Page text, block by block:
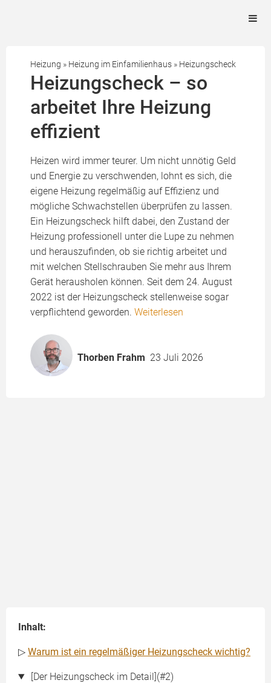
Heizung » Heizung im Einfamilienhaus » Heizungscheck
Heizungscheck – so
arbeitet Ihre Heizung
effizient
Heizen wird immer teurer. Um nicht unnötig Geld
und Energie zu verschwenden, lohnt es sich, die
eigene Heizung regelmäßig auf Effizienz und
mögliche Schwachstellen überprüfen zu lassen.
Ein Heizungscheck hilft dabei, den Zustand der
Heizung professionell unter die Lupe zu nehmen
und herauszufinden, ob sie richtig arbeitet und
mit welchen Stellschrauben Sie mehr aus Ihrem
Gerät herausholen können. Seit dem 24. August
2022 ist der Heizungscheck stellenweise sogar
verpflichtend geworden. Weiterlesen
Thorben Frahm 23 Juli 2026
Inhalt:
▷ Warum ist ein regelmäßiger Heizungscheck wichtig?
[Der Heizungscheck im Detail](#2)